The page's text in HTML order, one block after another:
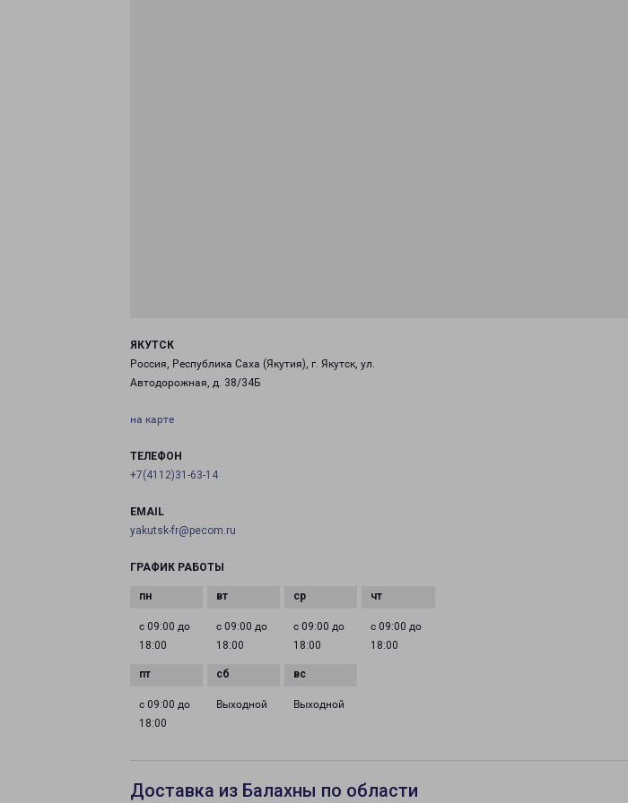
ЯКУТСК
Россия, Республика Саха (Якутия), г. Якутск, ул.
Автодорожная, д. 38/34Б
на карте
ТЕЛЕФОН
+7(4112)31-63-14
EMAIL
yakutsk-fr@pecom.ru
ГРАФИК РАБОТЫ
с 09:00 до
18:00
с 09:00 до
18:00
с 09:00 до
18:00
с 09:00 до
18:00
с 09:00 до
18:00
Выходной Выходной
Доставка из Балахны по области